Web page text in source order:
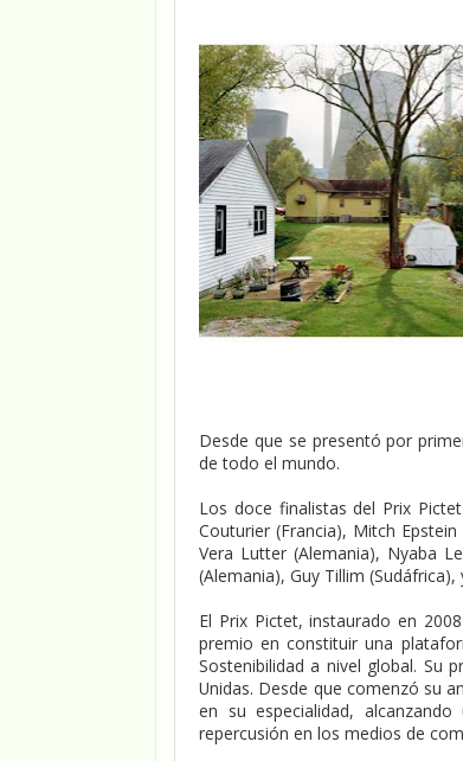
Desde que se presentó por
de todo el mundo.
Los doce finalistas del Prix
Couturier (Francia), Mitch
Vera Lutter (Alemania), Nyaba
(Alemania), Guy Tillim
El Prix Pictet, instaurado en
premio en constituir una
Sostenibilidad a nivel global. Su
Unidas. Desde que comenzó su
en su especialidad,
repercusión en los medios de